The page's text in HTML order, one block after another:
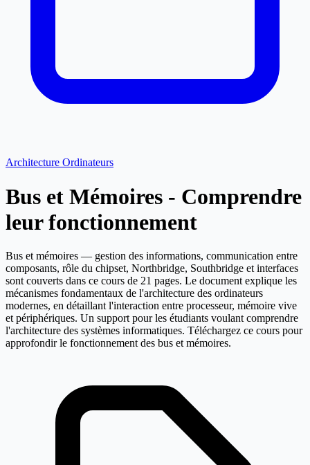
Architecture Ordinateurs
Bus et Mémoires - Comprendre
leur fonctionnement
Bus et mémoires — gestion des informations, communication entre
composants, rôle du chipset, Northbridge, Southbridge et interfaces
sont couverts dans ce cours de 21 pages. Le document explique les
mécanismes fondamentaux de l'architecture des ordinateurs
modernes, en détaillant l'interaction entre processeur, mémoire vive
et périphériques. Un support pour les étudiants voulant comprendre
l'architecture des systèmes informatiques. Téléchargez ce cours pour
approfondir le fonctionnement des bus et mémoires.